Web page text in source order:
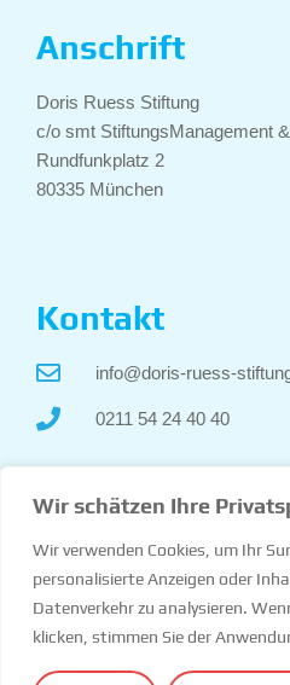
Wir schätzen Ihre
Wir verwenden Cookies, um Ihr
personalisierte Anzeigen oder
Datenverkehr zu analysieren.
klicken, stimmen Sie der
Anschrift
Doris Ruess Stiftung
c/o smt StiftungsManagement
Rundfunkplatz 2
80335 München
Kontakt
info@doris-ruess-
0211 54 24 40 40
Rechtliches